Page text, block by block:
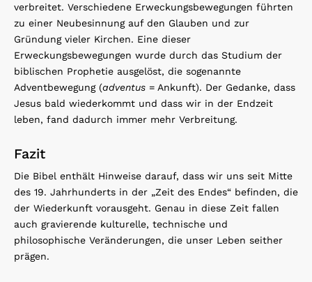
verbreitet. Verschiedene Erweckungsbewegungen führten
zu einer Neubesinnung auf den Glauben und zur
Gründung vieler Kirchen. Eine dieser
Erweckungsbewegungen wurde durch das Studium der
biblischen Prophetie ausgelöst, die sogenannte
Adventbewegung (adventus = Ankunft). Der Gedanke, dass
Jesus bald wiederkommt und dass wir in der Endzeit
leben, fand dadurch immer mehr Verbreitung.
Fazit
Die Bibel enthält Hinweise darauf, dass wir uns seit Mitte
des 19. Jahrhunderts in der „Zeit des Endes“ befinden, die
der Wiederkunft vorausgeht. Genau in diese Zeit fallen
auch gravierende kulturelle, technische und
philosophische Veränderungen, die unser Leben seither
prägen.